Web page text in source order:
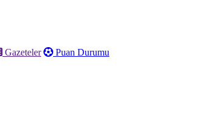
Gazeteler
Puan Durumu